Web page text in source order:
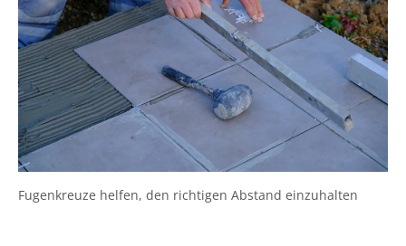
Fugenkreuze helfen, den richtigen Abstand einzuhalten